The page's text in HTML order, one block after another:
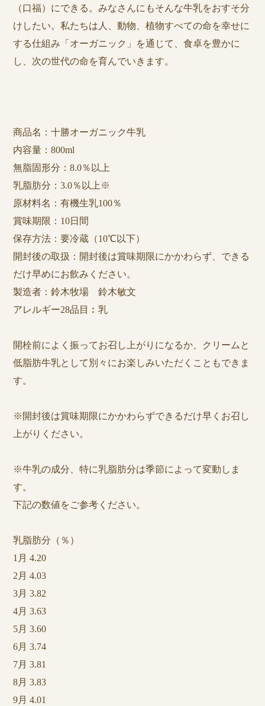
（口福）にできる。みなさんにもそんな牛乳をおすそ分
けしたい。私たちは人、動物、植物すべての命を幸せに
する仕組み「オーガニック」を通じて、食卓を豊かに
し、次の世代の命を育んでいきます。
商品名：十勝オーガニック牛乳
内容量：800ml
無脂固形分：8.0％以上
乳脂肪分：3.0％以上※
原材料名：有機生乳100％
賞味期限：10日間
保存方法：要冷蔵（10℃以下）
開封後の取扱：開封後は賞味期限にかかわらず、できる
だけ早めにお飲みください。
製造者：鈴木牧場 鈴木敏文
アレルギー28品目︰乳
開栓前によく振ってお召し上がりになるか、クリームと
低脂肪牛乳として別々にお楽しみいただくこともできま
す。
※開封後は賞味期限にかかわらずできるだけ早くお召し
上がりください。
※牛乳の成分、特に乳脂肪分は季節によって変動しま
す。
下記の数値をご参考ください。
乳脂肪分（％）
1月 4.20
2月 4.03
3月 3.82
4月 3.63
5月 3.60
6月 3.74
7月 3.81
8月 3.83
9月 4.01